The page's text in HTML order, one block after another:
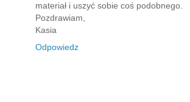
materiał i uszyć sobie coś podobnego.
Pozdrawiam,
Kasia
Odpowiedz